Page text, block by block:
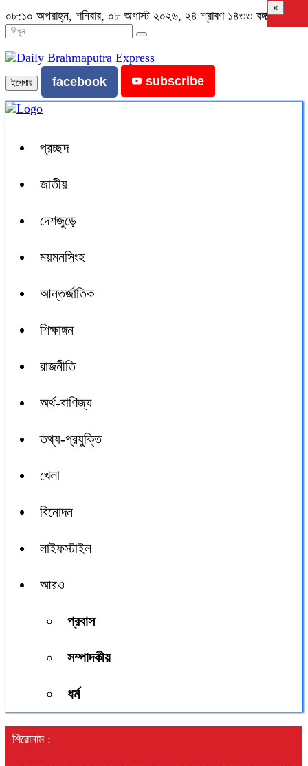
০৮:১০ অপরাহ্ন, শনিবার, ০৮ অগাস্ট ২০২৬, ২৪ শ্রাবণ ১৪৩৩ বঙ্গাব্দ
ইপেপার facebook subscribe
প্রচ্ছদ
জাতীয়
দেশজুড়ে
ময়মনসিংহ
আন্তর্জাতিক
শিক্ষাঙ্গন
রাজনীতি
অর্থ-বাণিজ্য
তথ্য-প্রযুক্তি
খেলা
বিনোদন
লাইফস্টাইল
আরও
প্রবাস
সম্পাদকীয়
ধর্ম
শিরোনাম :
×